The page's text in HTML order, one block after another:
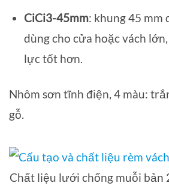
CiCi3-45mm: khung 45 mm
dùng cho cửa hoặc vách
lực tốt hơn.
Nhôm sơn tĩnh điện, 4 màu:
gỗ.
Chất liệu lưới chống muỗi bản